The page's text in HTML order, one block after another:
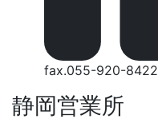
fax.055-920-8422
静岡営業所